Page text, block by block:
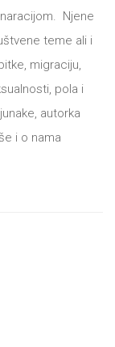
Njene
teme ali i
migraciju,
pola i
autorka
i o nama